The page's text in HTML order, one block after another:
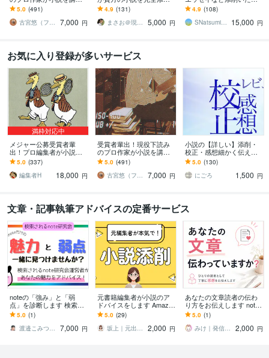
します プロから実践的な
アドバイスがもらえる！
純文〜ラノベまでＯＫ
5.0 (491)
古宮悠（フルミヤユウ）
7,000 円
します 創作に悩む方、更
に作品を面白くしたい
方、デビューしたい方！
4.9 (131)
まさお＠現役プロ編集者
5,000 円
ます プロが実作者の視点
であなたの作品を丁寧
に、詳細にアドバイス。
4.9 (108)
SNatsumi（創作講師）
15,000 円
お気に入り登録が多いサービス
満枠対応中
メジャー公募受賞者輩
出！プロ編集者が小説添
削します 【最終通過11人
に1人】完全オーダーメイ
ドで講評アドバイス
5.0 (337)
編集者H
18,000 円
受賞者輩出！現役下読み
のプロ作家が小説を講評
します プロから実践的な
アドバイスがもらえる！
純文〜ラノベまでＯＫ
5.0 (491)
古宮悠（フルミヤユウ）
7,000 円
小説の【詳しい】添削・
校正・感想細かく伝えま
す 【長編OK】誤字、時系
列矛盾、不足表現、読み
手の誤認、推敲等
5.0 (130)
にごろ
1,500 円
文章・記事執筆アドバイスの定番サービス
noteの「強み」と「弱
点」を診断します 検索さ
れるnote研究会運営者が
あなたの魅力をアドバイ
ス！
5.0 (1)
渡邉こみつ｜検索されるnote研究会主宰
7,000 円
元書籍編集者が小説のア
ドバイスをします Amazo
nベストセラー担当の元編
集者が原稿を本気で添
削！
5.0 (29)
坂上｜元出版社編集者
2,000 円
あなたの文章読者の伝わ
り方をお伝えします not
e・ブログ・Kindleの読者
目線感想をお伝えします
5.0 (1)
みけ｜発信したい人の言葉整理サポーター
2,000 円